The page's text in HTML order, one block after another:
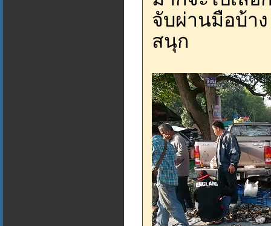
จับผ่านมือบ้า
สนุก